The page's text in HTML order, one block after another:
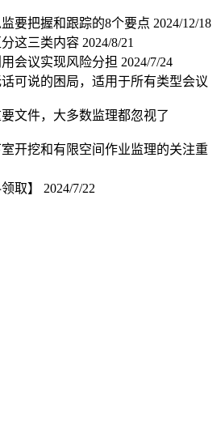
要把握和跟踪的8个要点 2024/12/18
这三类内容 2024/8/21
会议实现风险分担 2024/7/24
可说的困局，适用于所有类型会议
文件，大多数监理都忽视了
开挖和有限空间作业监理的关注重
取】 2024/7/22